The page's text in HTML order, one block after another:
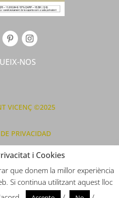
NOS
VICENÇ ©2025
PRIVACIDAD
LEGAL
DE COOKIES
i Cookies
que donem la millor experiència
Si continua utilitzant aquest lloc